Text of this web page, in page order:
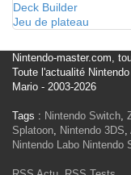
Deck Builder
Jeu de plateau
Nintendo-master.com,
Toute l'actualité
Mario - 2003-2026
Tags : Nintendo Switch,
Splatoon, Nintendo 3DS,
Nintendo Labo Nintendo